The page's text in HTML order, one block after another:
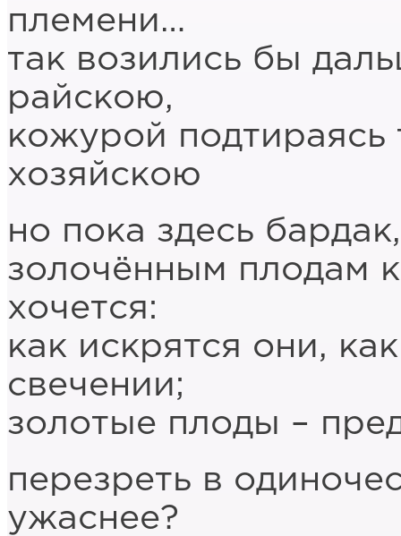
племени…
так возились бы
райскою,
кожурой подтираясь
хозяйскою
но пока здесь
золочённым плодам
хочется:
как искрятся они,
свечении;
золотые плоды –
перезреть в
ужаснее?